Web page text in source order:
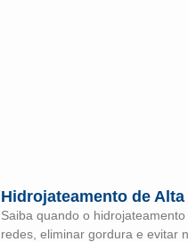
Hidrojateamento de
Saiba quando o
redes, eliminar gordura e evitar